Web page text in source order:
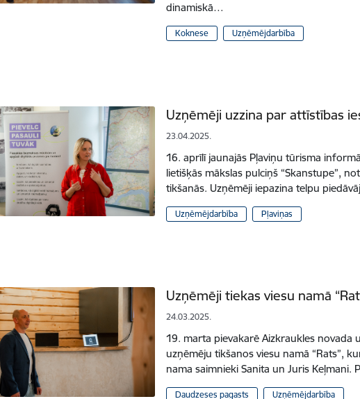
dinamiskā…
Koknese Uzņēmējdarbība
Uzņēmēji uzzina par attīstības
23.04.2025.
16. aprīlī jaunajās Pļaviņu tūrisma
lietišķās mākslas pulciņš “Skanstupe”,
tikšanās. Uzņēmēji iepazina telpu
Uzņēmējdarbība Pļaviņas
Uzņēmēji tiekas viesu namā
24.03.2025.
19. marta pievakarē Aizkraukles novada
uzņēmēju tikšanos viesu namā “Rats”,
nama saimnieki Sanita un Juris Keļmani.
Daudzeses pagasts Uzņēmējdarbība